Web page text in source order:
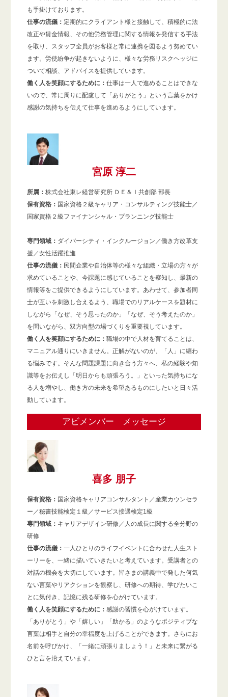
も手掛けております。
仕事の流儀： 定期的にクライアント様と接触して、積極的に法
改正や賃金情報、その他労務管理に関する情報を発信する手法
を取り、スタッフ全員がお客様と常に連携を図るよう努めてい
ます。労使紛争が起きないように、様々な労務リスクヘッジに
ついて相談、アドバイスを提供しています。
働く人を笑顔にするために： 仕事は一人で進めることはできな
いので、常に周りに配慮して「ありがとう」という言葉をかけ
感謝の気持ちを伝えて仕事を進めるようにしています。
宮原 淳二
所属： 株式会社東レ経営研究所 ＤＥ＆Ｉ共創部 部長
保有資格： 国家資格２級キャリア・コンサルティング技能士／
国家資格２級ファイナンシャル・プランニング技能士
専門領域： ダイバーシティ・インクルージョン／働き方改革支
援／女性活躍推進
仕事の流儀： 民間企業や自治体等の様々な組織・立場の方々が
求めていることや、今課題に感じていることを察知し、最新の
情報等をご提供できるようにしています。あわせて、参加者同
士が互いを刺激し合えるよう、職場でのリアルケースを題材に
しながら「なぜ、そう思ったのか」「なぜ、そう考えたのか」
を問いながら、双方向型の場づくりを重要視しています。
働く人を笑顔にするために： 職場の中で人材を育てることは、
マニュアル通りにいきません。正解がないのが、「人」に纏わ
る悩みです。そんな問題課題に向き合う方々へ、私の経験や知
識等をお伝えし「明日からも頑張ろう。」といった気持ちにな
る人を増やし、働き方の未来を希望あるものにしたいと日々活
動しています。
アビメンバー メッセージ
喜多 朋子
保有資格： 国家資格キャリアコンサルタント／産業カウンセラ
ー／秘書技能検定１級／サービス接遇検定1級
専門領域： キャリアデザイン研修／人の成長に関する全分野の
研修
仕事の流儀： 一人ひとりのライフイベントに合わせた人生スト
ーリーを、一緒に描いていきたいと考えています。受講者との
対話の機会を大切にしています。皆さまの講義中で発した何気
ない言葉やリアクションを観察し、研修への期待、学びたいこ
とに気付き、記憶に残る研修を心がけています。
働く人を笑顔にするために： 感謝の習慣を心がけています。
「ありがとう」や「嬉しい」「助かる」のようなポジティブな
言葉は相手と自分の幸福度を上げることができます。さらにお
名前を呼びかけ、「一緒に頑張りましょう！」と未来に繋がる
ひと言を沿えています。